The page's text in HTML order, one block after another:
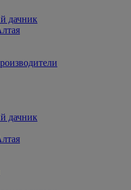
дачник
дачник